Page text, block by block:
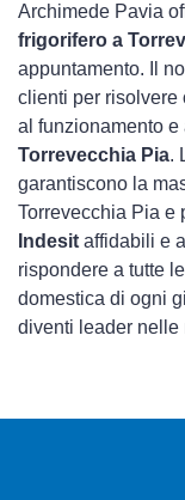
Archimede Pavia
frigorifero a
appuntamento. Il
clienti per risolvere
al funzionamento e
Torrevecchia Pia.
garantiscono la
Torrevecchia Pia e
Indesit affidabili e
rispondere a tutte
domestica di ogni
diventi leader nelle